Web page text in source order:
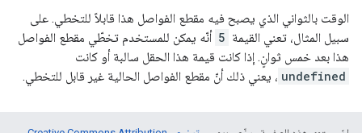
الوقت بالثواني الذي يصبح فيه مقطع الفواصل هذا قابلاً للتخطي. على
سبيل المثال، تعني القيمة 5 أنّه يمكن للمستخدم تخطّي مقطع الفواصل
هذا بعد خمس ثوانٍ. إذا كانت قيمة هذا الحقل سالبة أو كانت
undefined ، يعني ذلك أنّ مقطع الفواصل الحالية غير قابل للتخطي.